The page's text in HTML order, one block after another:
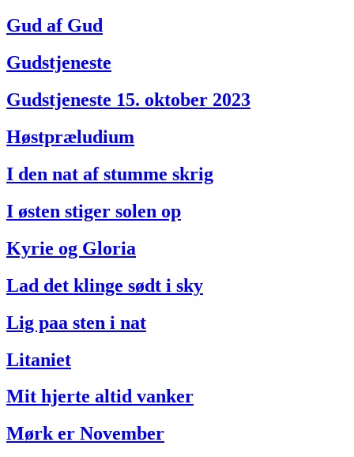
Gud af Gud
Gudstjeneste
Gudstjeneste 15. oktober 2023
Høstpræludium
I den nat af stumme skrig
I østen stiger solen op
Kyrie og Gloria
Lad det klinge sødt i sky
Lig paa sten i nat
Litaniet
Mit hjerte altid vanker
Mørk er November